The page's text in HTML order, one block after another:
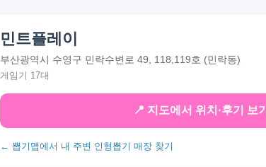
민트플레이
부산광역시 수영구 민락수변로 49, 118,119호 (민락동)
게임기 17대
📍 지도에서 위치·후기 보기
← 뽑기맵에서 내 주변 인형뽑기 매장 찾기